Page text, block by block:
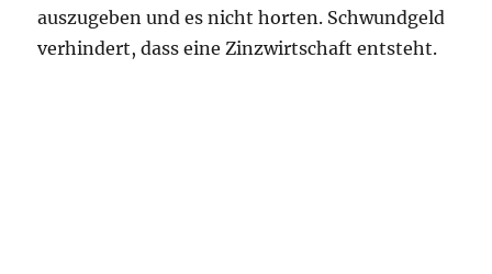
auszugeben und es nicht horten. Schwundgeld
verhindert, dass eine Zinzwirtschaft entsteht.